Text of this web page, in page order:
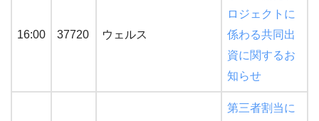
16:00 37720 ウェルス
ロジェクトに
係わる共同出
資に関するお
知らせ
第三者割当に